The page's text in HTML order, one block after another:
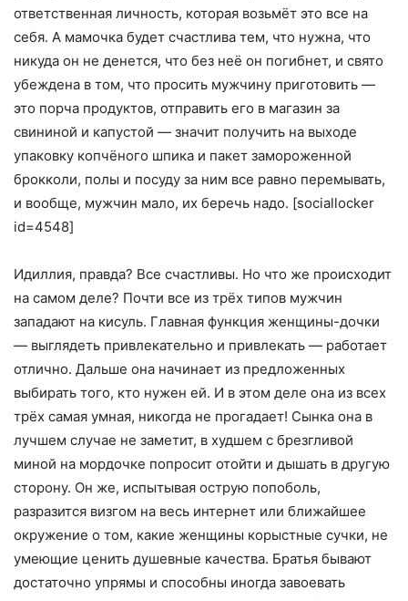
ответственная личность, которая возьмёт это все на
себя. А мамочка будет счастлива тем, что нужна, что
никуда он не денется, что без неё он погибнет, и свято
убеждена в том, что просить мужчину приготовить —
это порча продуктов, отправить его в магазин за
свининой и капустой — значит получить на выходе
упаковку копчёного шпика и пакет замороженной
брокколи, полы и посуду за ним все равно перемывать,
и вообще, мужчин мало, их беречь надо. [sociallocker
id=4548]
Идиллия, правда? Все счастливы. Но что же происходит
на самом деле? Почти все из трёх типов мужчин
западают на кисуль. Главная функция женщины-дочки
— выглядеть привлекательно и привлекать — работает
отлично. Дальше она начинает из предложенных
выбирать того, кто нужен ей. И в этом деле она из всех
трёх самая умная, никогда не прогадает! Сынка она в
лучшем случае не заметит, в худшем с брезгливой
миной на мордочке попросит отойти и дышать в другую
сторону. Он же, испытывая острую попоболь,
разразится визгом на весь интернет или ближайшее
окружение о том, какие женщины корыстные сучки, не
умеющие ценить душевные качества. Братья бывают
достаточно упрямы и способны иногда завоевать